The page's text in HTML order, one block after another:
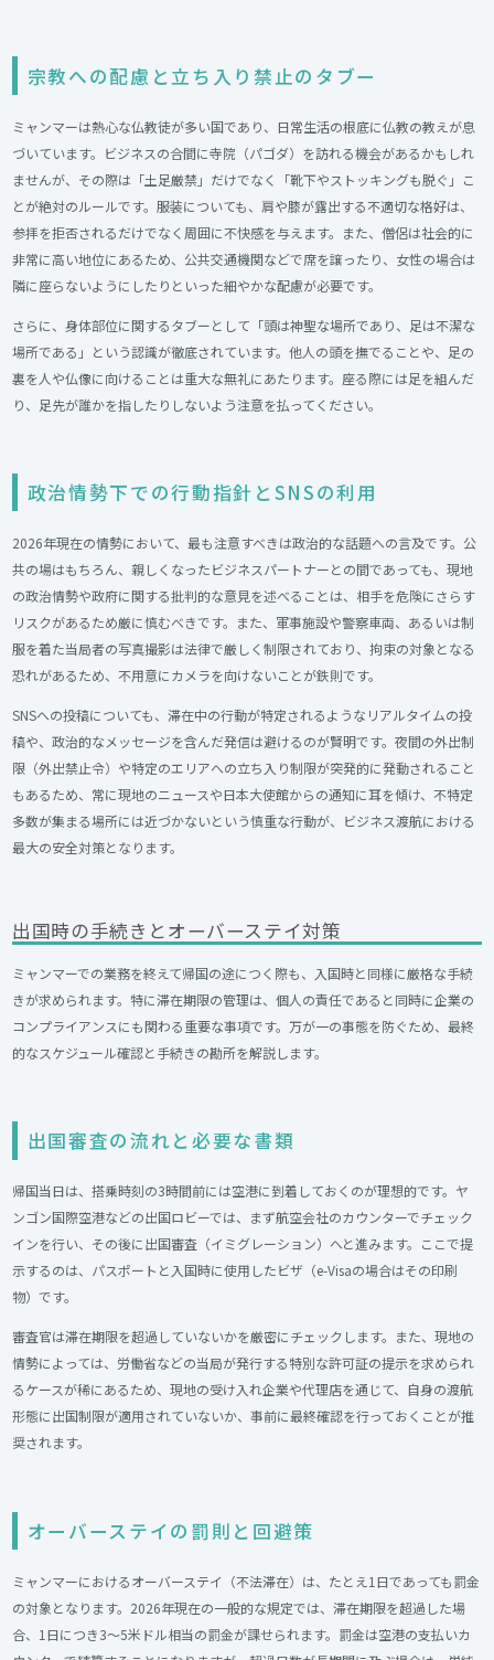
宗教への配慮と立ち入り禁止のタブー
ミャンマーは熱心な仏教徒が多い国であり、日常生活の根底に仏教の教えが息
づいています。ビジネスの合間に寺院（パゴダ）を訪れる機会があるかもしれ
ませんが、その際は「土足厳禁」だけでなく「靴下やストッキングも脱ぐ」こ
とが絶対のルールです。服装についても、肩や膝が露出する不適切な格好は、
参拝を拒否されるだけでなく周囲に不快感を与えます。また、僧侶は社会的に
非常に高い地位にあるため、公共交通機関などで席を譲ったり、女性の場合は
隣に座らないようにしたりといった細やかな配慮が必要です。
さらに、身体部位に関するタブーとして「頭は神聖な場所であり、足は不潔な
場所である」という認識が徹底されています。他人の頭を撫でることや、足の
裏を人や仏像に向けることは重大な無礼にあたります。座る際には足を組んだ
り、足先が誰かを指したりしないよう注意を払ってください。
政治情勢下での行動指針とSNSの利用
2026年現在の情勢において、最も注意すべきは政治的な話題への言及です。公
共の場はもちろん、親しくなったビジネスパートナーとの間であっても、現地
の政治情勢や政府に関する批判的な意見を述べることは、相手を危険にさらす
リスクがあるため厳に慎むべきです。また、軍事施設や警察車両、あるいは制
服を着た当局者の写真撮影は法律で厳しく制限されており、拘束の対象となる
恐れがあるため、不用意にカメラを向けないことが鉄則です。
SNSへの投稿についても、滞在中の行動が特定されるようなリアルタイムの投
稿や、政治的なメッセージを含んだ発信は避けるのが賢明です。夜間の外出制
限（外出禁止令）や特定のエリアへの立ち入り制限が突発的に発動されること
もあるため、常に現地のニュースや日本大使館からの通知に耳を傾け、不特定
多数が集まる場所には近づかないという慎重な行動が、ビジネス渡航における
最大の安全対策となります。
出国時の手続きとオーバーステイ対策
ミャンマーでの業務を終えて帰国の途につく際も、入国時と同様に厳格な手続
きが求められます。特に滞在期限の管理は、個人の責任であると同時に企業の
コンプライアンスにも関わる重要な事項です。万が一の事態を防ぐため、最終
的なスケジュール確認と手続きの勘所を解説します。
出国審査の流れと必要な書類
帰国当日は、搭乗時刻の3時間前には空港に到着しておくのが理想的です。ヤ
ンゴン国際空港などの出国ロビーでは、まず航空会社のカウンターでチェック
インを行い、その後に出国審査（イミグレーション）へと進みます。ここで提
示するのは、パスポートと入国時に使用したビザ（e-Visaの場合はその印刷
物）です。
審査官は滞在期限を超過していないかを厳密にチェックします。また、現地の
情勢によっては、労働省などの当局が発行する特別な許可証の提示を求められ
るケースが稀にあるため、現地の受け入れ企業や代理店を通じて、自身の渡航
形態に出国制限が適用されていないか、事前に最終確認を行っておくことが推
奨されます。
オーバーステイの罰則と回避策
ミャンマーにおけるオーバーステイ（不法滞在）は、たとえ1日であっても罰金
の対象となります。2026年現在の一般的な規定では、滞在期限を超過した場
合、1日につき3〜5米ドル相当の罰金が課せられます。罰金は空港の支払いカ